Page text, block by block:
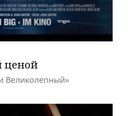
ценой
Великолепный»